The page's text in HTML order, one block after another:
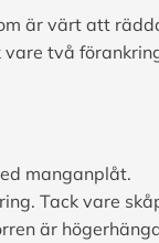
är värt att
två
manganplåt.
Tack vare
är